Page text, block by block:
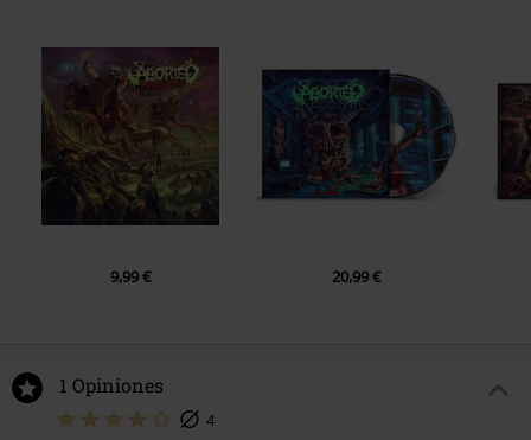
9,99 € 20,99 €
1 Opiniones
4